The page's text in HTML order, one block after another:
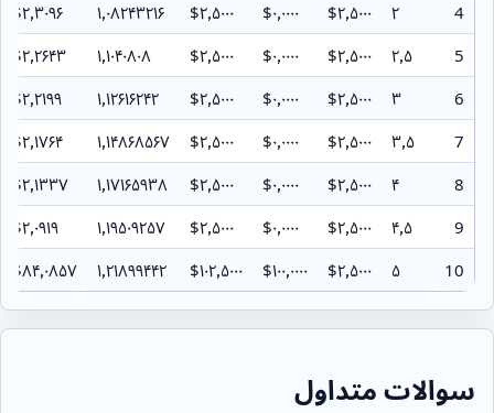
4
۲ ‎$۲٫۵۰۰۰ ‎$۰٫۰۰۰۰ ‎$۲٫۵۰۰۰ ۱٫۰۸۲۴۳۲۱۶
‎$۲٫۳۰۹۶
5
۲٫۵ ‎$۲٫۵۰۰۰ ‎$۰٫۰۰۰۰ ‎$۲٫۵۰۰۰ ۱٫۱۰۴۰۸۰۸
‎$۲٫۲۶۴۳
6
۳ ‎$۲٫۵۰۰۰ ‎$۰٫۰۰۰۰ ‎$۲٫۵۰۰۰ ۱٫۱۲۶۱۶۲۴۲
‎$۲٫۲۱۹۹
7
۳٫۵ ‎$۲٫۵۰۰۰ ‎$۰٫۰۰۰۰ ‎$۲٫۵۰۰۰ ۱٫۱۴۸۶۸۵۶۷
‎$۲٫۱۷۶۴
8
۴ ‎$۲٫۵۰۰۰ ‎$۰٫۰۰۰۰ ‎$۲٫۵۰۰۰ ۱٫۱۷۱۶۵۹۳۸
‎$۲٫۱۳۳۷
9
۴٫۵ ‎$۲٫۵۰۰۰ ‎$۰٫۰۰۰۰ ‎$۲٫۵۰۰۰ ۱٫۱۹۵۰۹۲۵۷
‎$۲٫۰۹۱۹
10
۵ ‎$۲٫۵۰۰۰ ‎$۱۰۰٫۰۰۰۰ ‎$۱۰۲٫۵۰۰۰ ۱٫۲۱۸۹۹۴۴۲ ‎$۸۴٫۰۸۵۷
سوالات متداول